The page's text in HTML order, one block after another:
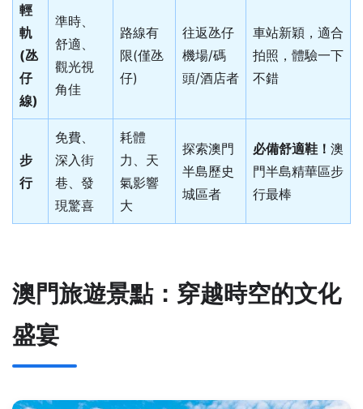
輕
軌
(氹
仔
線)
準時、
舒適、
觀光視
角佳
路線有
限(僅氹
仔)
往返氹仔
機場/碼
頭/酒店者
車站新穎，適合
拍照，體驗一下
不錯
步
行
免費、
深入街
巷、發
現驚喜
耗體
力、天
氣影響
大
探索澳門
半島歷史
城區者
必備舒適鞋！ 澳
門半島精華區步
行最棒
澳門旅遊景點：穿越時空的文化
盛宴